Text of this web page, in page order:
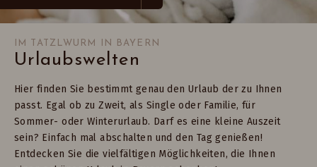
IM TATZLWURM IN BAYERN
Urlaubswelten
Hier finden Sie bestimmt genau den Urlaub der zu Ihnen
passt. Egal ob zu Zweit, als Single oder Familie, für
Sommer- oder Winterurlaub. Darf es eine kleine Auszeit
sein? Einfach mal abschalten und den Tag genießen!
Entdecken Sie die vielfältigen Möglichkeiten, die Ihnen